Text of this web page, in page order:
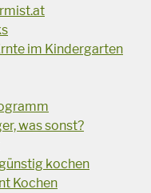
im Kindergarten
was sonst?
kochen
Kochen